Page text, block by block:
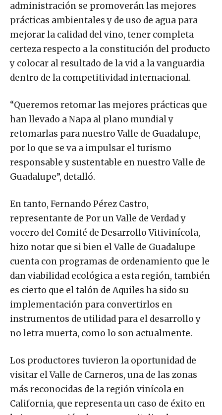
administración se promoverán las mejores
prácticas ambientales y de uso de agua para
mejorar la calidad del vino, tener completa
certeza respecto a la constitución del producto
y colocar al resultado de la vid a la vanguardia
dentro de la competitividad internacional.
“Queremos retomar las mejores prácticas que
han llevado a Napa al plano mundial y
retomarlas para nuestro Valle de Guadalupe,
por lo que se va a impulsar el turismo
responsable y sustentable en nuestro Valle de
Guadalupe”, detalló.
En tanto, Fernando Pérez Castro,
representante de Por un Valle de Verdad y
vocero del Comité de Desarrollo Vitivinícola,
hizo notar que si bien el Valle de Guadalupe
cuenta con programas de ordenamiento que le
dan viabilidad ecológica a esta región, también
es cierto que el talón de Aquiles ha sido su
implementación para convertirlos en
instrumentos de utilidad para el desarrollo y
no letra muerta, como lo son actualmente.
Los productores tuvieron la oportunidad de
visitar el Valle de Carneros, una de las zonas
más reconocidas de la región vinícola en
California, que representa un caso de éxito en